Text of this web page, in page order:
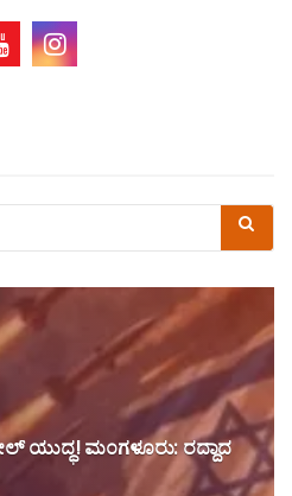
ಯುದ್ಧ! ಮಂಗಳೂರು: ರದ್ದಾದ